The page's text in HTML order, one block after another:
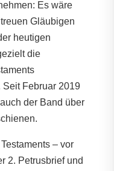
Es wäre
Gläubigen
heutigen
die
Februar 2019
der Band über
– vor
2. Petrusbrief und